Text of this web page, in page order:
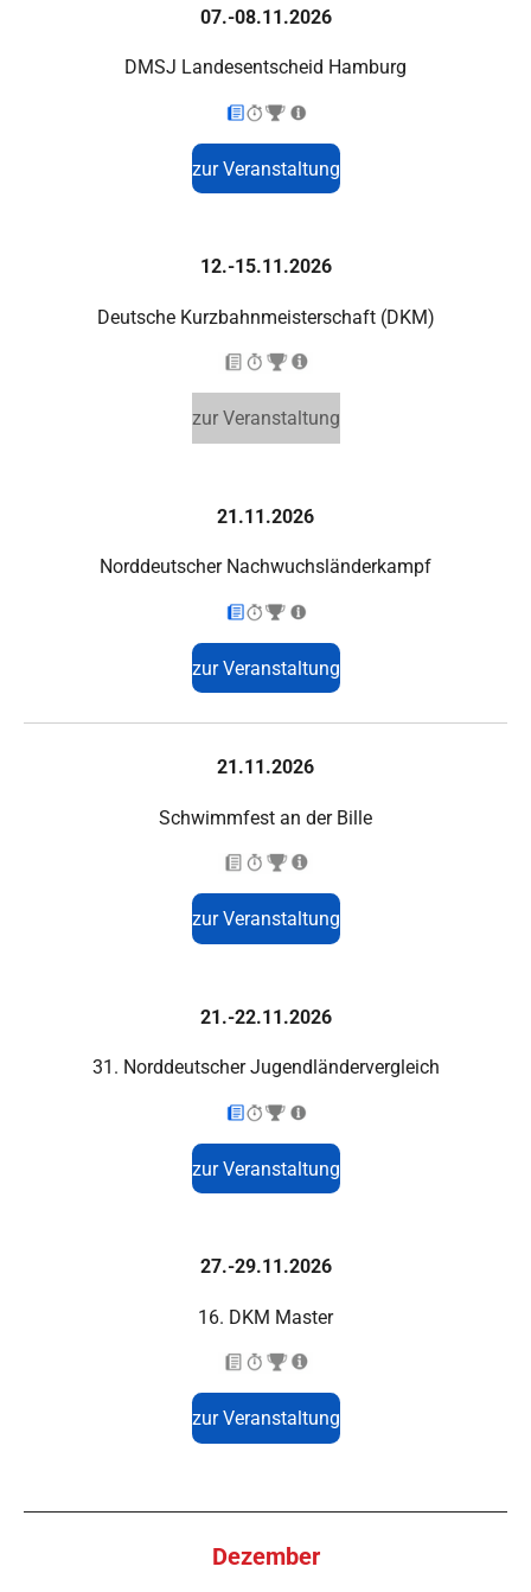
07.-08.11.2026
DMSJ Landesentscheid Hamburg
zur Veranstaltung
12.-15.11.2026
Deutsche Kurzbahnmeisterschaft (DKM)
zur Veranstaltung
21.11.2026
Norddeutscher Nachwuchsländerkampf
zur Veranstaltung
21.11.2026
Schwimmfest an der Bille
zur Veranstaltung
21.-22.11.2026
31. Norddeutscher Jugendländervergleich
zur Veranstaltung
27.-29.11.2026
16. DKM Master
zur Veranstaltung
Dezember